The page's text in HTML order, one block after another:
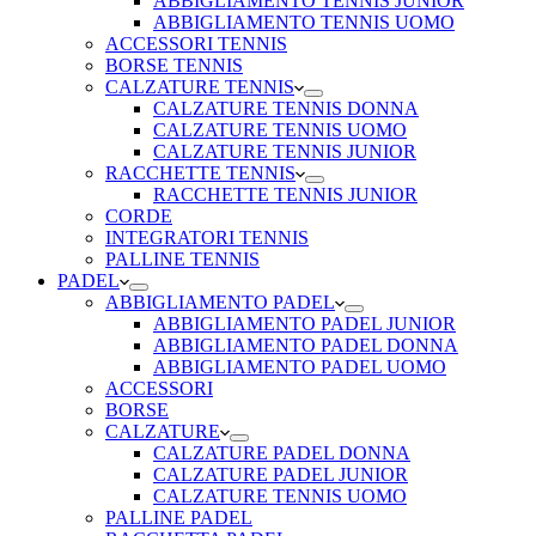
ABBIGLIAMENTO TENNIS UOMO
ACCESSORI TENNIS
BORSE TENNIS
CALZATURE TENNIS
CALZATURE TENNIS DONNA
CALZATURE TENNIS UOMO
CALZATURE TENNIS JUNIOR
RACCHETTE TENNIS
RACCHETTE TENNIS JUNIOR
CORDE
INTEGRATORI TENNIS
PALLINE TENNIS
PADEL
ABBIGLIAMENTO PADEL
ABBIGLIAMENTO PADEL JUNIOR
ABBIGLIAMENTO PADEL DONNA
ABBIGLIAMENTO PADEL UOMO
ACCESSORI
BORSE
CALZATURE
CALZATURE PADEL DONNA
CALZATURE PADEL JUNIOR
CALZATURE TENNIS UOMO
PALLINE PADEL